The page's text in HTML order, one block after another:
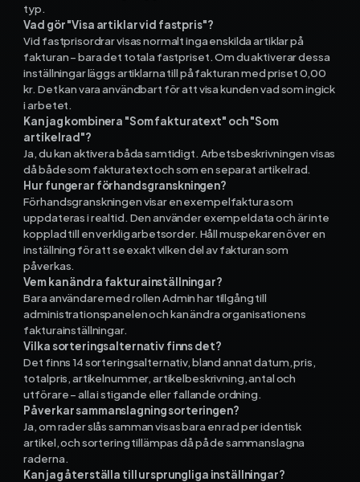
typ.
Vad gör "Visa artiklar vid fastpris"?
Vid fastprisordrar visas normalt inga enskilda artiklar på
fakturan – bara det totala fastpriset. Om du aktiverar dessa
inställningar läggs artiklarna till på fakturan med priset 0,00
kr. Det kan vara användbart för att visa kunden vad som ingick
i arbetet.
Kan jag kombinera "Som fakturatext" och "Som
artikelrad"?
Ja, du kan aktivera båda samtidigt. Arbetsbeskrivningen visas
då både som fakturatext och som en separat artikelrad.
Hur fungerar förhandsgranskningen?
Förhandsgranskningen visar en exempelfaktura som
uppdateras i realtid. Den använder exempeldata och är inte
kopplad till en verklig arbetsorder. Håll muspekaren över en
inställning för att se exakt vilken del av fakturan som
påverkas.
Vem kan ändra fakturainställningar?
Bara användare med rollen Admin har tillgång till
administrationspanelen och kan ändra organisationens
fakturainställningar.
Vilka sorteringsalternativ finns det?
Det finns 14 sorteringsalternativ, bland annat datum, pris,
totalpris, artikelnummer, artikelbeskrivning, antal och
utförare – alla i stigande eller fallande ordning.
Påverkar sammanslagning sorteringen?
Ja, om rader slås samman visas bara en rad per identisk
artikel, och sortering tillämpas då på de sammanslagna
raderna.
Kan jag återställa till ursprungliga inställningar?